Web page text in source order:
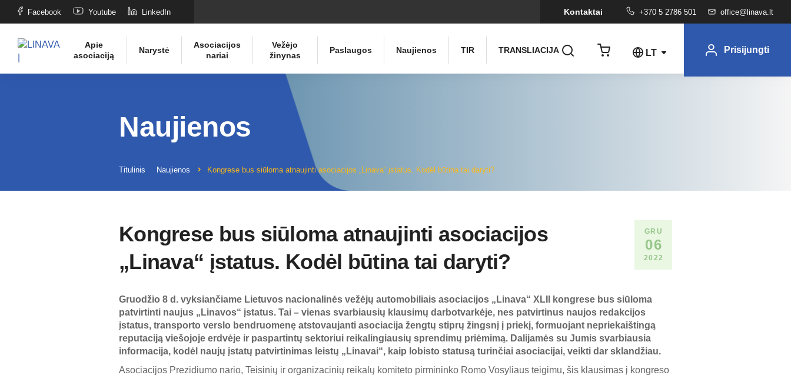
Facebook Youtube LinkedIn Kontaktai +370 5 2786 501 office@linava.lt
Apie
asociaciją
Narystė
Asociacijos
nariai
Vežėjo
žinynas
Paslaugos Naujienos TIR TRANSLIACIJA LT Prisijungti
Naujienos
Titulinis Naujienos Kongrese bus siūloma atnaujinti asociacijos „Linava“ įstatus. Kodėl būtina tai daryti?
Kongrese bus siūloma atnaujinti asociacijos
„Linava“ įstatus. Kodėl būtina tai daryti?
GRU
06
2022
Gruodžio 8 d. vyksiančiame Lietuvos nacionalinės vežėjų automobiliais asociacijos „Linava“ XLII kongrese bus siūloma
patvirtinti naujus „Linavos“ įstatus. Tai – vienas svarbiausių klausimų darbotvarkėje, nes patvirtinus naujos redakcijos
įstatus, transporto verslo bendruomenę atstovaujanti asociacija žengtų stiprų žingsnį į priekį, formuojant nepriekaištingą
reputaciją viešojoje erdvėje ir paspartintų sektoriui reikalingiausių sprendimų priėmimą. Dalijamės su Jumis svarbiausia
informacija, kodėl naujų įstatų patvirtinimas leistų „Linavai“, kaip lobisto statusą turinčiai asociacijai, veikti dar sklandžiau.
Asociacijos Prezidiumo nario, Teisinių ir organizacinių reikalų komiteto pirmininko Romo Vosyliaus teigimu, šis klausimas į kongreso